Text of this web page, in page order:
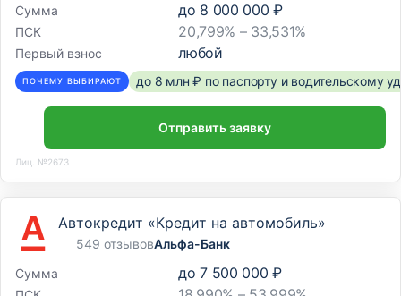
Сумма
до 8 000 000 ₽
ПСК 20,799% – 33,531%
Первый взнос любой
ПОЧЕМУ ВЫБИРАЮТ до 8 млн ₽ по паспорту и водительскому
Отправить заявку
Лиц. №2673
Автокредит «Кредит на автомобиль»
549 отзывовАльфа-Банк
Сумма
до 7 500 000 ₽